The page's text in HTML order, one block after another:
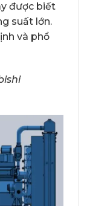
được biết
suất lớn.
và phổ